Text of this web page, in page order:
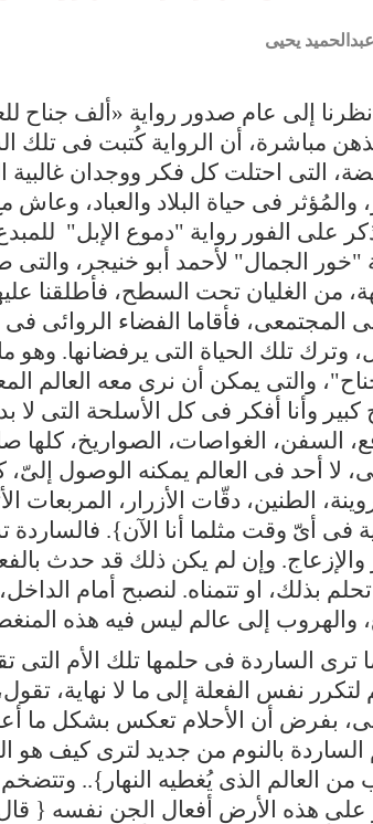
يحيى
نظرنا إلى عام صدور رواية » ألف جناح
التى احتلت كل فكر ووجدان
والمُؤثر فى حياة البلاد والعباد،
من الغليان تحت السطح، فأطلقنا
المجتمعى، فأقاما الفضاء الروائى فى
وترك تلك الحياة التى يرفضانها. وهو
والتى يمكن أن نرى معه
كبير وأنا أفكر فى كل الأسلحة التى
السفن، الغواصات، الصواريخ،
لا أحد فى العالم يمكنه الوصول
الطنين، دقّات الأزرار،
فى أىّ وقت مثلما أنا الآن}.
والإزعاج. وإن لم يكن ذلك قد حدث
تحلم بذلك، او تتمناه. لنصبح أمام
والهروب إلى عالم ليس فيه هذه
ترى الساردة فى حلمها تلك الأم التى
نفس الفعلة إلى ما لا نهاية،
بفرض أن الأحلام تعكس بشكل ما
الساردة بالنوم من جديد لترى كيف هو
من العالم الذى يُغطيه النهار}..
على هذه الأرض أفعال الجن نفسه {